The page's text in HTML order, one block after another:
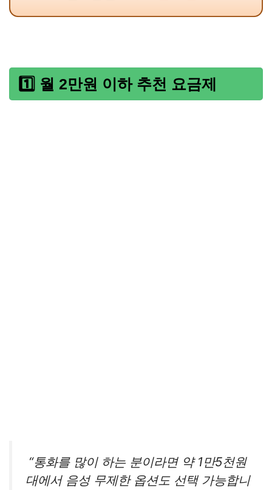
1️⃣ 월 2만원 이하 추천 요금제
“통화를 많이 하는 분이라면 약 1만5천원
대에서 음성 무제한 옵션도 선택 가능합니